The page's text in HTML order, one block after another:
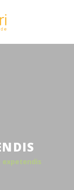
expetendis